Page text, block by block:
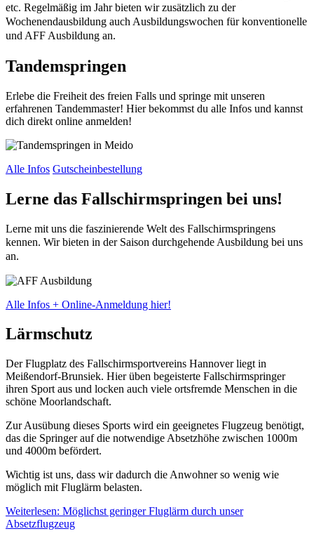
etc. Regelmäßig im Jahr bieten wir zusätzlich zu der
Wochenendausbildung auch Ausbildungswochen für konventionelle
und AFF Ausbildung an.
Tandemspringen
Erlebe die Freiheit des freien Falls und springe mit unseren
erfahrenen Tandemmaster! Hier bekommst du alle Infos und kannst
dich direkt online anmelden!
Alle Infos Gutscheinbestellung
Lerne das Fallschirmspringen bei uns!
Lerne mit uns die faszinierende Welt des Fallschirmspringens
kennen. Wir bieten in der Saison durchgehende Ausbildung bei uns
an.
Alle Infos + Online-Anmeldung hier!
Lärmschutz
Der Flugplatz des Fallschirmsportvereins Hannover liegt in
Meißendorf-Brunsiek. Hier üben begeisterte Fallschirmspringer
ihren Sport aus und locken auch viele ortsfremde Menschen in die
schöne Moorlandschaft.
Zur Ausübung dieses Sports wird ein geeignetes Flugzeug benötigt,
das die Springer auf die notwendige Absetzhöhe zwischen 1000m
und 4000m befördert.
Wichtig ist uns, dass wir dadurch die Anwohner so wenig wie
möglich mit Fluglärm belasten.
Weiterlesen: Möglichst geringer Fluglärm durch unser
Absetzflugzeug